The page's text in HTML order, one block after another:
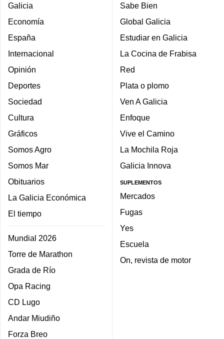
Galicia
Economía
España
Internacional
Opinión
Deportes
Sociedad
Cultura
Gráficos
Somos Agro
Somos Mar
Obituarios
La Galicia Económica
El tiempo
Mundial 2026
Torre de Marathon
Grada de Río
Opa Racing
CD Lugo
Andar Miudiño
Forza Breo
Sabe Bien
Global Galicia
Estudiar en Galicia
La Cocina de Frabisa
Red
Plata o plomo
Ven A Galicia
Enfoque
Vive el Camino
La Mochila Roja
Galicia Innova
SUPLEMENTOS
Mercados
Fugas
Yes
Escuela
On, revista de motor